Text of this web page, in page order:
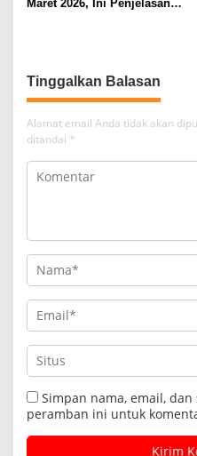
Maret 2026, Ini Penjelasan
Tinggalkan Balasan
Alamat email Anda tidak akan
ditandai *
Simpan nama, email,
peramban ini untuk